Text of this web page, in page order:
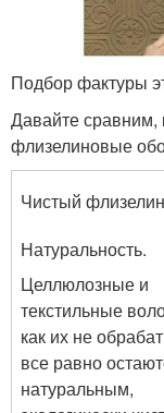
Подбор фактуры
Давайте
флизелиновые
Чистый флизелин
Натуральность.
Целлюлозные и
текстильные
как их не
все равно
натуральным,